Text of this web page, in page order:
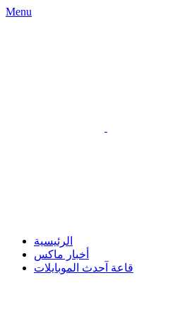
Menu
الرئيسية
أخبار ماكس
قاعة آحدث الموبايلات